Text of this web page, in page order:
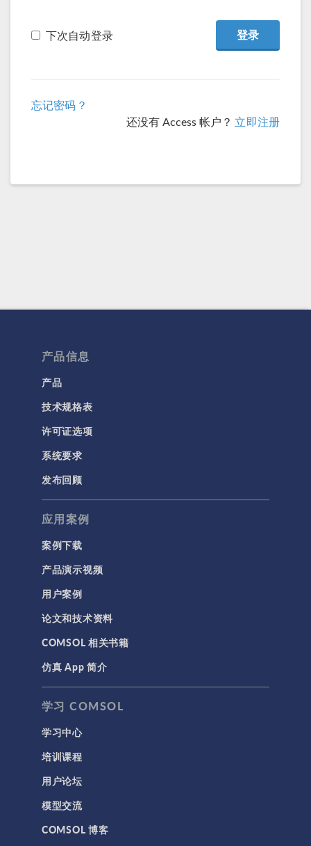
下次自动登录
忘记密码？
还没有 Access 帐户？ 立即注册
产品信息
产品
技术规格表
许可证选项
系统要求
发布回顾
应用案例
案例下载
产品演示视频
用户案例
论文和技术资料
COMSOL 相关书籍
仿真 App 简介
学习 COMSOL
学习中心
培训课程
用户论坛
模型交流
COMSOL 博客